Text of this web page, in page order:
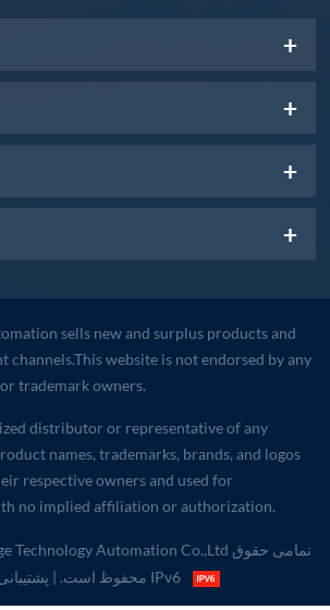
sells new and surplus products and
channels.This website is not endorsed by any
trademark owners.
distributor or representative of any
names, trademarks, brands, and logos
respective owners and used for
no implied affiliation or authorization.
محفوظ است. | پشتیبانی از شبکه IPv6